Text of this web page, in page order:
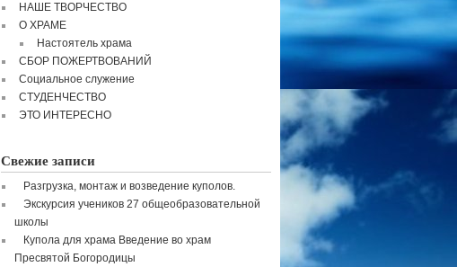
НАШЕ ТВОРЧЕСТВО
О ХРАМЕ
Настоятель храма
СБОР ПОЖЕРТВОВАНИЙ
Социальное служение
СТУДЕНЧЕСТВО
ЭТО ИНТЕРЕСНО
Свежие записи
Разгрузка, монтаж и возведение куполов.
Экскурсия учеников 27 общеобразовательной
школы
Купола для храма Введение во храм
Пресвятой Богородицы